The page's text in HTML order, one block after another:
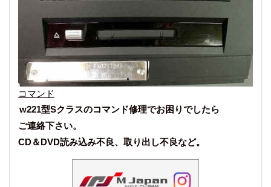
コマンド
w221型Sクラスのコマンド修理でお困りでしたら
ご連絡下さい。
CD＆DVD読み込み不良、取り出し不良など。